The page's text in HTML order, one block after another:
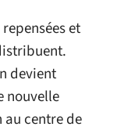
et
devient
nouvelle
centre de